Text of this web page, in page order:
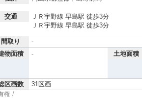
交通
ＪＲ宇野線 早島駅 徒歩3分
ＪＲ宇野線 早島駅 徒歩3分
間取り
-
物面積
- 土地面積
区画数
31区画
権